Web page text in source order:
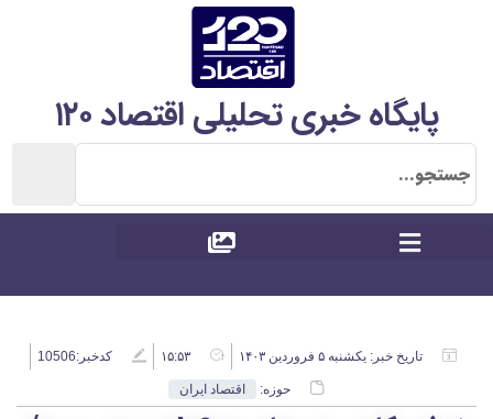
پایگاه خبری تحلیلی اقتصاد ۱۲۰
تاریخ خبر: یکشنبه ۵ فروردین ۱۴۰۳ ۱۵:۵۳ کدخبر:10506
حوزه: اقتصاد ایران